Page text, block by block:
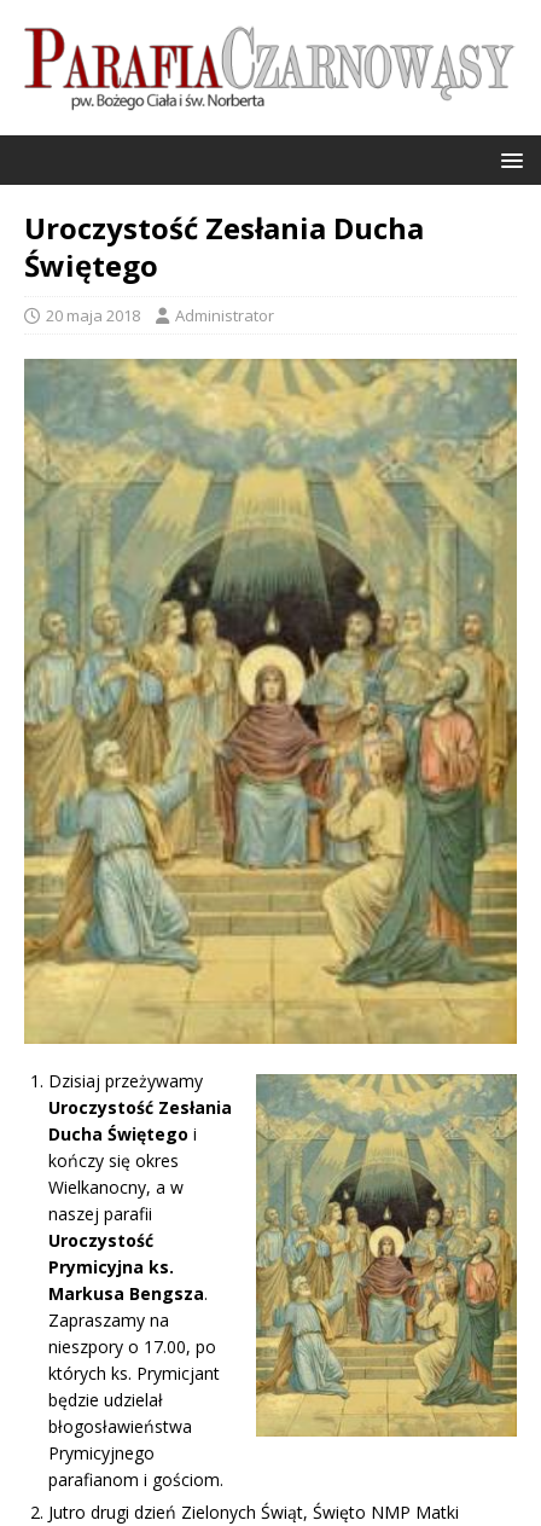
Uroczystość Zesłania Ducha
Świętego
20 maja 2018 Administrator
Dzisiaj przeżywamy
Uroczystość Zesłania
Ducha Świętego i
kończy się okres
Wielkanocny, a w
naszej parafii
Uroczystość
Prymicyjna ks.
Markusa Bengsza.
Zapraszamy na
nieszpory o 17.00, po
których ks. Prymicjant
będzie udzielał
błogosławieństwa
Prymicyjnego
parafianom i gościom.
Jutro drugi dzień Zielonych Świąt, Święto NMP Matki